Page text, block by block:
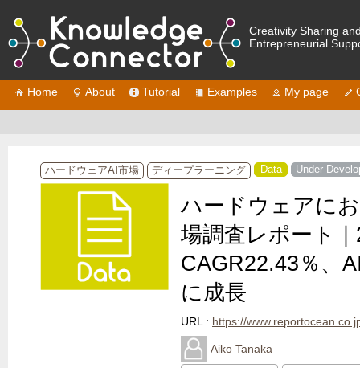
Creativity Sharing
Entrepreneurial
Home About Tutorial Examples My page
ハードウェアAI市場 ディープラーニング Data Under
ハードウェアに
場調査レポート
CAGR22.43％、
に成長
URL : https://www.reportocean.co.jp/
Aiko Tanaka